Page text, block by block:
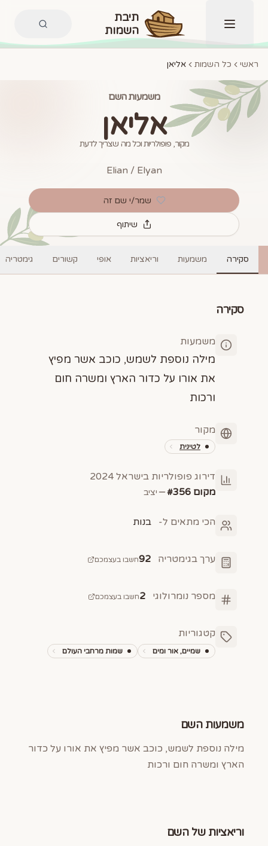
תפריט
תיבת
השמות
ראשי כל השמות אליאן
משמעות השם
אליאן
מקור, פופולריות וכל מה שצריך לדעת
Elian / Elyan
שמר/י שם זה
שיתוף
סקירה משמעות וריאציות אופי קשורים גימטריה
סקירה
משמעות
מילה נוספת לשמש, כוכב אשר מפיץ
את אורו על כדור הארץ ומשרה חום
ורכות
מקור
לטינית
דירוג פופולריות בישראל 2024
מקום # 356 יציב
הכי מתאים ל- בנות
ערך בגימטריה 92חשבו בעצמכם
מספר נומרולוגי 2חשבו בעצמכם
קטגוריות
שמיים, אור ומים שמות מרחבי העולם
משמעות השם
מילה נוספת לשמש, כוכב אשר מפיץ את אורו על כדור
הארץ ומשרה חום ורכות
וריאציות של השם